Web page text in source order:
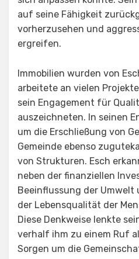
auf seine Fähigkeit
vorherzusehen und
ergreifen.
Immobilien wurden von
arbeitete an vielen
sein Engagement für
auszeichneten. In seinen
um die Erschließung von
Gemeinde ebenso
von Strukturen. Esch
neben der finanziellen
Beeinflussung der Umwelt
der Lebensqualität der
Diese Denkweise lenkte
verhalf ihm zu einem Ruf
Sorgen um die